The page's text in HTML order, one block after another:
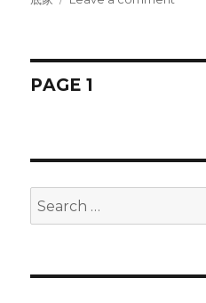
Posts
PAGE 1
Search
for: